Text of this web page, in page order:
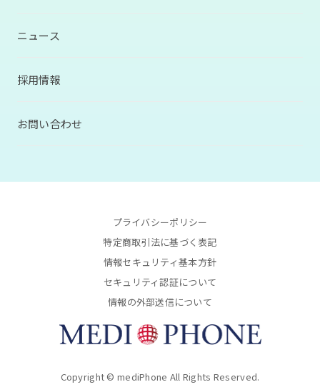
ニュース
採用情報
お問い合わせ
プライバシーポリシー
特定商取引法に基づく表記
情報セキュリティ基本方針
セキュリティ認証について
情報の外部送信について
Copyright © mediPhone All Rights Reserved.